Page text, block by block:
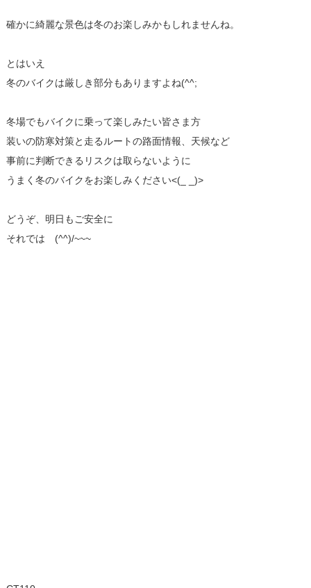
確かに綺麗な景色は冬のお楽しみかもしれませんね。
とはいえ
冬のバイクは厳しき部分もありますよね(^^;
冬場でもバイクに乗って楽しみたい皆さま方
装いの防寒対策と走るルートの路面情報、天候など
事前に判断できるリスクは取らないように
うまく冬のバイクをお楽しみください<(_ _)>
どうぞ、明日もご安全に
それでは (^^)/~~~